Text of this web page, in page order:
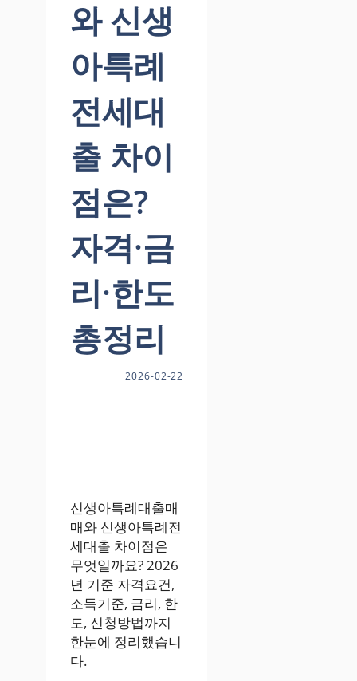
와 신생
아특례
전세대
출 차이
점은?
자격·금
리·한도
총정리
2026-02-22
신생아특례대출매
매와 신생아특례전
세대출 차이점은
무엇일까요? 2026
년 기준 자격요건,
소득기준, 금리, 한
도, 신청방법까지
한눈에 정리했습니
다.